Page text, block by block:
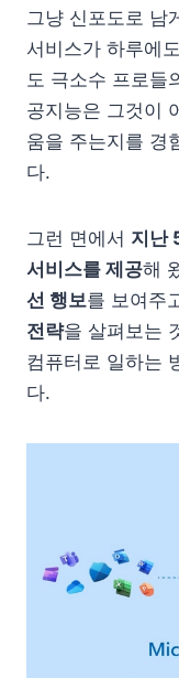
그냥 신포도로 남
서비스가 하루에
도 극소수 프로들
공지능은 그것이
움을 주는지를 경
다.
그런 면에서 지난
서비스를 제공해
선 행보를 보여주
전략을 살펴보는
컴퓨터로 일하는
다.